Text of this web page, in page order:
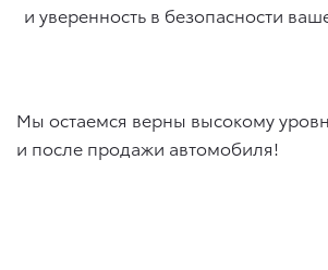
и уверенность в безопасности
Мы остаемся верны высокому
и после продажи автомобиля!